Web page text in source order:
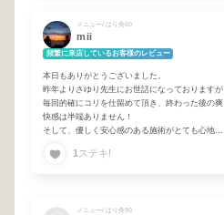
メニュー/ はり灸60
mii
頻繁に来店しているお客様のレビュー
本日もありがとうございました。
昨年よりさゆり先生にお世話になっておりますが
毎回的確にコリを仕留めて頂き、終わった後の爽
快感は半端ありません！
そして、優しく安心感のある施術がとても心地よ
す！
1 ステキ!
メニュー/ はり灸90